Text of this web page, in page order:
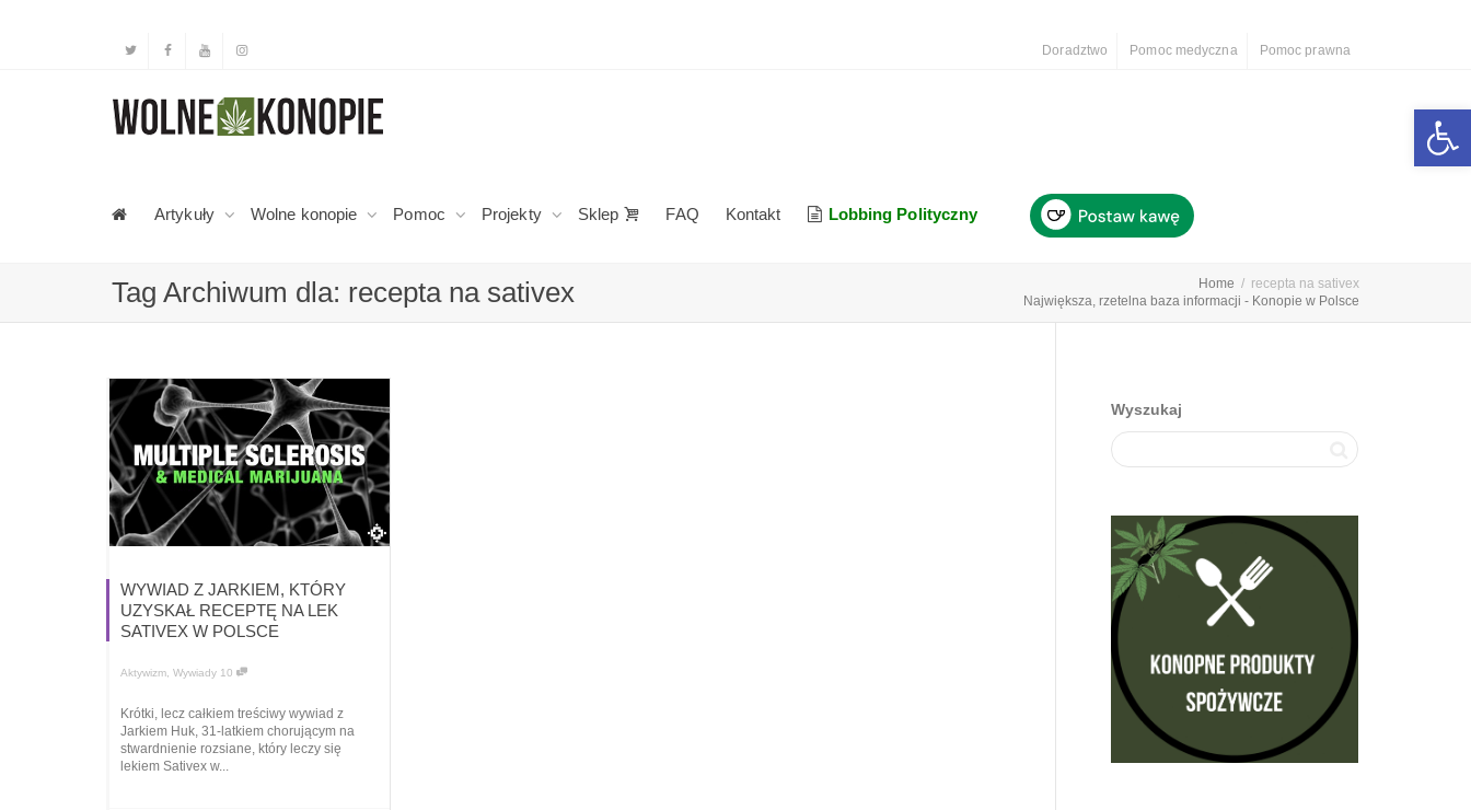
Doradztwo Pomoc medyczna Pomoc prawna
Artykuły Wolne konopie Pomoc Projekty Sklep FAQ Kontakt Lobbing Polityczny
Tag Archiwum dla: recepta na sativex Home
recepta na sativex
Największa, rzetelna baza informacji - Konopie w Polsce
WYWIAD Z JARKIEM, KTÓRY
UZYSKAŁ RECEPTĘ NA LEK
SATIVEX W POLSCE
Aktywizm, Wywiady 10
Krótki, lecz całkiem treściwy wywiad z
Jarkiem Huk, 31-latkiem chorującym na
stwardnienie rozsiane, który leczy się
lekiem Sativex w...
Wyszukaj